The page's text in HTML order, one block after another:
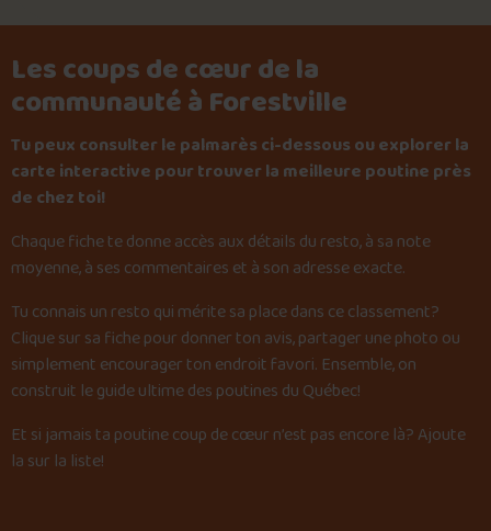
Les coups de cœur de la
communauté à Forestville
Tu peux consulter le palmarès ci-dessous ou explorer la
carte interactive pour trouver la meilleure poutine près
de chez toi!
Chaque fiche te donne accès aux détails du resto, à sa note
moyenne, à ses commentaires et à son adresse exacte.
Tu connais un resto qui mérite sa place dans ce classement?
Clique sur sa fiche pour donner ton avis, partager une photo ou
simplement encourager ton endroit favori. Ensemble, on
construit le guide ultime des poutines du Québec!
Et si jamais ta poutine coup de cœur n’est pas encore là? Ajoute
la sur la liste!